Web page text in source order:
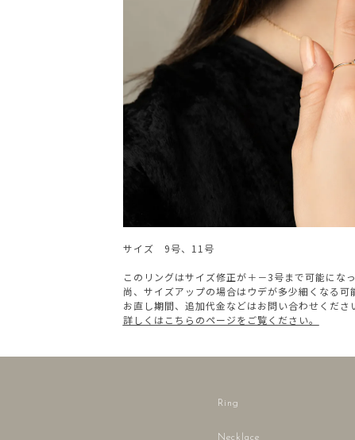
サイズ 9号、11号
このリングはサイズ修正が＋－3号まで可能になっ
尚、サイズアップの場合はウデが多少細くなる可
お直し期間、追加代金などはお問い合わせくださ
詳しくはこちらのページをご覧ください。
Ring
Necklace